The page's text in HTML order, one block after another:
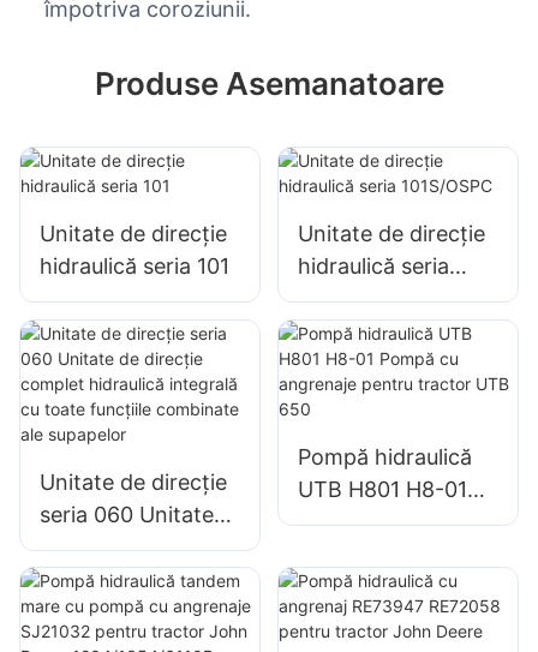
împotriva coroziunii.
Produse Asemanatoare
Unitate de direcție
hidraulică seria 101
Unitate de direcție
hidraulică seria
101S/OSPC
Unitate de direcție
seria 060 Unitate
de direcție complet
hidraulică integrală
cu toate funcțiile
combinate ale
Pompă hidraulică
UTB H801 H8-01
Pompă cu
tractor UTB 650